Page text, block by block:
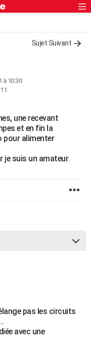
Sujet Suivant
à 10:30
une recevant
et en fin la
pour alimenter
je suis un amateur
pas les circuits
avec une